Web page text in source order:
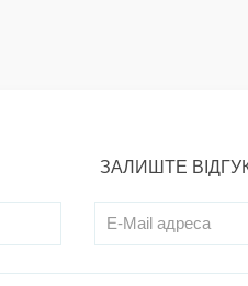
ЗАЛИШТЕ